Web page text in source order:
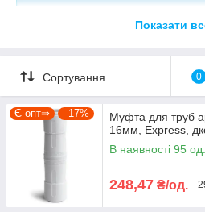
Якщо ви шукаєте конкретну
наші фахівці в короткий термін
вашим запитом, або аналоги інших
+380675038212
Ми не просто інтернет-магазин,
компанія по комплектації
виробничих підприємств.
Показати
Сортування 0
Є опт⇒ –17%
Муфта для труб
16мм, Express,
В наявності 95 од.
248,47 ₴/од.